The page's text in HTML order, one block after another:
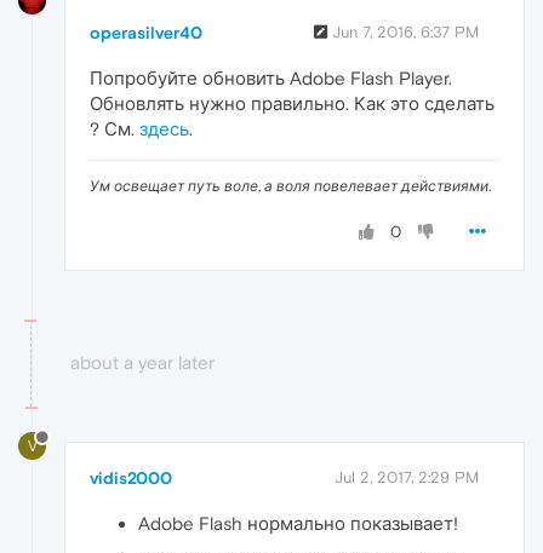
operasilver40 Jun 7, 2016, 6:37 PM
Попробуйте обновить Adobe Flash Player.
Обновлять нужно правильно. Как это сделать
? См. здесь.
Ум освещает путь воле, а воля повелевает действиями.
0
about a year later
V
vidis2000 Jul 2, 2017, 2:29 PM
Adobe Flash нормально показывает!